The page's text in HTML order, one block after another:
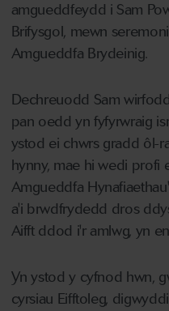
amgueddfeydd i Sam
Brifysgol, mewn
Amgueddfa Brydeinig.
Dechreuodd Sam
pan oedd yn fyfyrwraig
ystod ei chwrs gradd ôl-
hynny, mae hi wedi profi
Amgueddfa
a'i brwdfrydedd dros
Aifft ddod i'r amlwg, yn
Yn ystod y cyfnod hwn,
cyrsiau Eifftoleg,